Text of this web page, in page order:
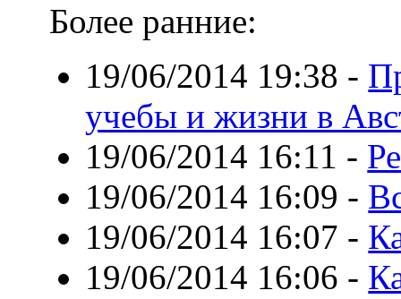
Более ранние:
19/06/2014 19:38 -
учебы и жизни в
19/06/2014 16:11 -
19/06/2014 16:09 -
19/06/2014 16:07 -
19/06/2014 16:06 -